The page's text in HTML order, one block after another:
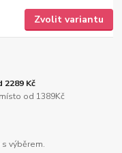
Zvolit variantu
2289 Kč
od 1389Kč
výběrem.